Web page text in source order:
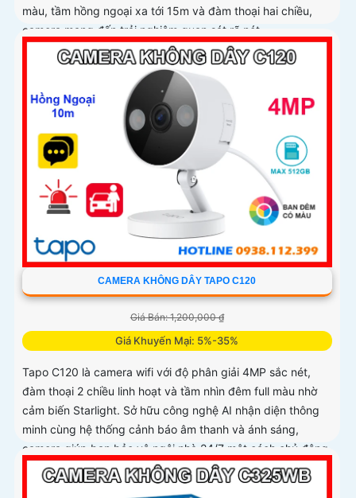
màu, tầm hồng ngoại xa tới 15m và đàm thoại hai chiều,
camera mang đến trải nghiệm quan sát rõ nét
CAMERA KHÔNG DÂY TAPO C120
Giá Bán: 1,200,000 ₫
Giá Khuyến Mại: 5%-35%
Tapo C120 là camera wifi với độ phân giải 4MP sắc nét,
đàm thoại 2 chiều linh hoạt và tầm nhìn đêm full màu nhờ
cảm biến Starlight. Sở hữu công nghệ AI nhận diện thông
minh cùng hệ thống cảnh báo âm thanh và ánh sáng,
camera giúp bạn bảo vệ ngôi nhà 24/7 một cách chủ động